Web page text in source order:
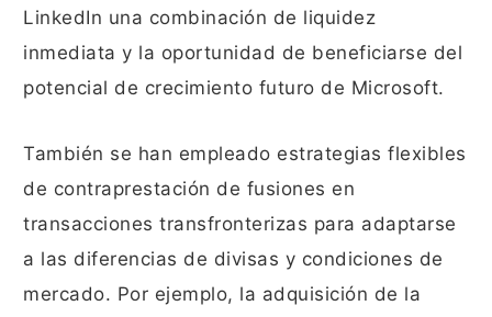
LinkedIn una combinación de liquidez
inmediata y la oportunidad de beneficiarse del
potencial de crecimiento futuro de Microsoft.
También se han empleado estrategias flexibles
de contraprestación de fusiones en
transacciones transfronterizas para adaptarse
a las diferencias de divisas y condiciones de
mercado. Por ejemplo, la adquisición de la